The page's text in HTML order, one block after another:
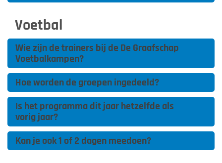
Voetbal
Wie zijn de trainers bij de De Graafschap
Voetbalkampen?
Hoe worden de groepen ingedeeld?
Is het programma dit jaar hetzelfde als
vorig jaar?
Kan je ook 1 of 2 dagen meedoen?